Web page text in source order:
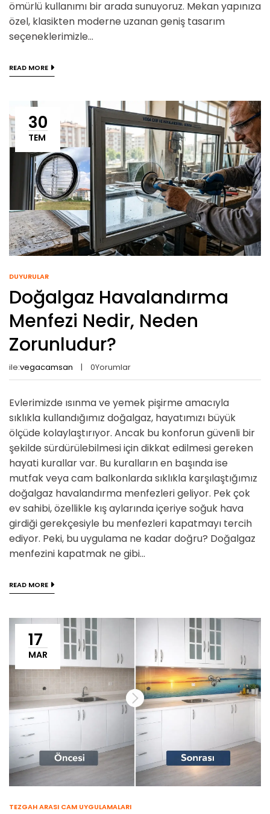
ömürlü kullanımı bir arada sunuyoruz. Mekan yapınıza
özel, klasikten moderne uzanan geniş tasarım
seçeneklerimizle...
READ MORE
30
TEM
DUYURULAR
Doğalgaz Havalandırma
Menfezi Nedir, Neden
Zorunludur?
ile:vegacamsan 0Yorumlar
Evlerimizde ısınma ve yemek pişirme amacıyla
sıklıkla kullandığımız doğalgaz, hayatımızı büyük
ölçüde kolaylaştırıyor. Ancak bu konforun güvenli bir
şekilde sürdürülebilmesi için dikkat edilmesi gereken
hayati kurallar var. Bu kuralların en başında ise
mutfak veya cam balkonlarda sıklıkla karşılaştığımız
doğalgaz havalandırma menfezleri geliyor. Pek çok
ev sahibi, özellikle kış aylarında içeriye soğuk hava
girdiği gerekçesiyle bu menfezleri kapatmayı tercih
ediyor. Peki, bu uygulama ne kadar doğru? Doğalgaz
menfezini kapatmak ne gibi...
READ MORE
17
MAR
TEZGAH ARASI CAM UYGULAMALARI